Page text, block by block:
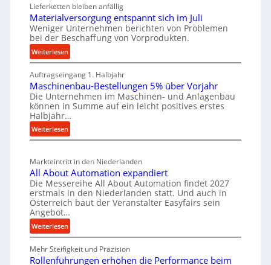
t
z
t
i
l
e
n
n
i
g
e
W
z
e
a
u
p
r
o
s
s
u
t
s
h
e
W
s
h
a
f
t
i
g
Lieferketten bleiben anfällig
Materialversorgung entspannt sich im Juli
Weniger Unternehmen berichten von Problemen
bei der Beschaffung von Vorprodukten.
Weiterlesen:
M
a
t
e
r
i
a
l
e
r
s
o
g
u
n
g
Auftragseingang 1. Halbjahr
Maschinenbau-Bestellungen 5% über Vorjahr
Die Unternehmen im Maschinen- und Anlagenbau
können in Summe auf ein leicht positives erstes
Halbjahr…
Weiterlesen:
M
s
c
h
i
n
e
n
a
Markteintritt in den Niederlanden
All About Automation expandiert
Die Messereihe All About Automation findet 2027
erstmals in den Niederlanden statt. Und auch in
Österreich baut der Veranstalter Easyfairs sein
Angebot…
Weiterlesen:
A
l
l
Mehr Steifigkeit und Präzision
Rollenführungen erhöhen die Performance beim